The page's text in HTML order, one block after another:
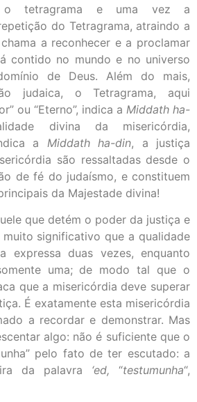
tetragrama e uma vez a
do Tetragrama, atraindo a
a reconhecer e a proclamar
contido no mundo e no universo
de Deus. Além do mais,
judaica, o Tetragrama, aqui
ou “Eterno”, indica a Middath ha-
divina da misericórdia,
a Middath ha-din, a justiça
são ressaltadas desde o
de fé do judaísmo, e constituem
da Majestade divina!
que detém o poder da justiça e
significativo que a qualidade
expressa duas vezes, enquanto
uma; de modo tal que o
que a misericórdia deve superar
É exatamente esta misericórdia
a recordar e demonstrar. Mas
algo: não é suficiente que o
pelo fato de ter escutado: a
da palavra ‘ed, “testumunha“,